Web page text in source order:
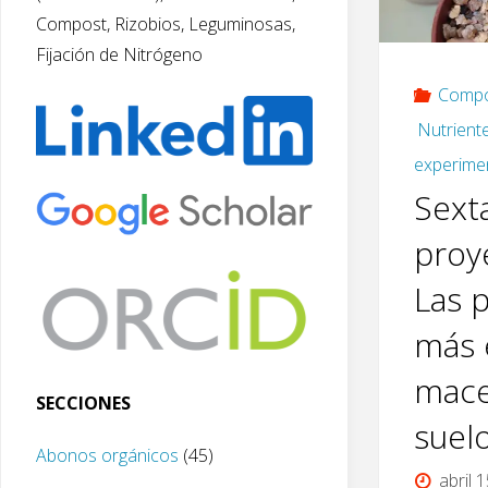
Las
más
abril
Compost, Rizobios, Leguminosas,
Fijación de Nitrógeno
SECCIONES
Abonos orgánicos (45)